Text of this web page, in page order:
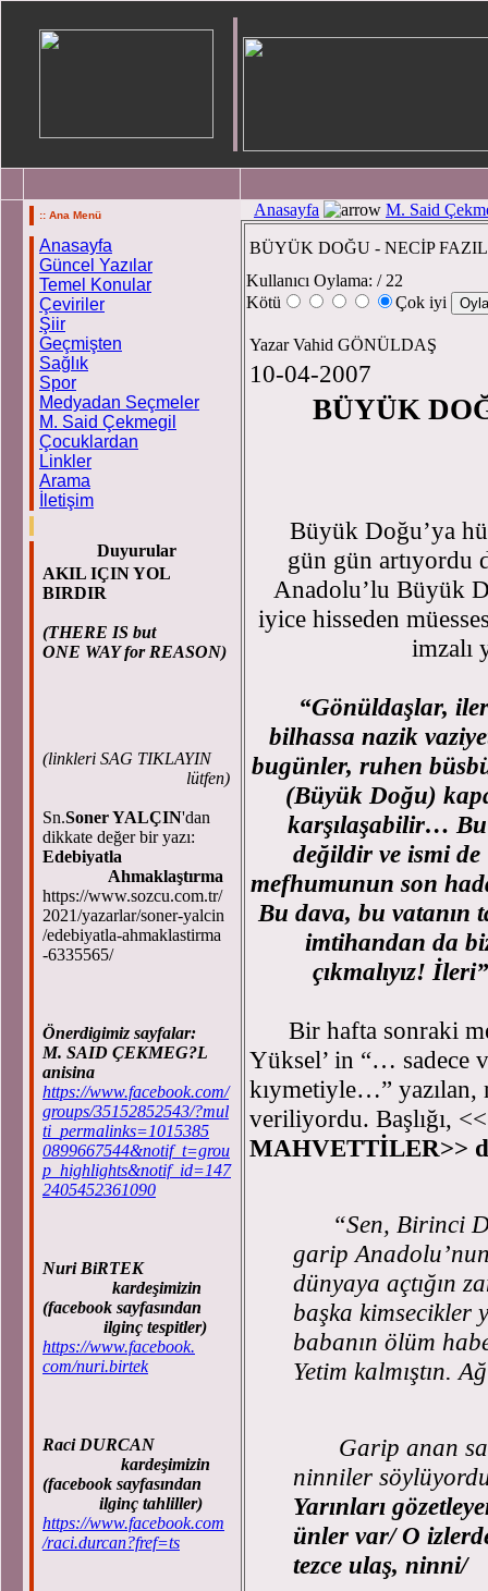
:: Ana Menü
Anasayfa
Güncel Yazılar
Temel Konular
Çeviriler
Şiir
Geçmişten
Sağlık
Spor
Medyadan Seçmeler
M. Said Çekmegil
Çocuklardan
Linkler
Arama
İletişim
Duyurular
AKIL IÇIN YOL
BIRDIR
(THERE IS but
ONE WAY for REASON)
(linkleri SAG TIKLAYIN
lütfen)
Sn.Soner YALÇIN'dan
dikkate değer bir yazı:
Edebiyatla
Ahmaklaştırma
https://www.sozcu.com.tr/
2021/yazarlar/soner-yalcin
/edebiyatla-ahmaklastirma
-6335565/
Önerdigimiz sayfalar:
M. SAID ÇEKMEG?L
anisina
https://www.facebook.com/
groups/35152852543/?mul
ti_permalinks=1015385
0899667544&notif_t=grou
p_highlights&notif_id=147
2405452361090
Nuri BiRTEK
kardeşimizin
(facebook sayfasından
ilginç tespitler)
https://www.facebook.
com/nuri.birtek
Raci DURCAN
kardeşimizin
(facebook sayfasından
ilginç tahliller)
https://www.facebook.com
/raci.durcan?fref=ts
Anasayfa M. Said
BÜYÜK DOĞU - NECİP
Kullanıcı Oylama: / 22
Kötü
Çok iyi
Yazar Vahid GÖNÜLDAŞ
10-04-2007
BÜYÜK
Büyük Doğu’ya
gün gün
Anadolu’lu Büyük
iyice hisseden
imzalı
“Gönüldaşlar,
bilhassa nazik
bugünler, ruhen
(Büyük Doğu)
karşılaşabilir… Bu
değildir ve ismi
mefhumunun son
Bu dava, bu vatanın
imtihandan da
çıkmalıyız! İleri”
Bir hafta sonraki
Yüksel’ in “… sadece
kıymetiyle…” yazılan,
veriliyordu. Başlığı, <<
MAHVETTİLER>>
“Sen, Birinci
garip
dünyaya açtığın
başka kimsecikler
babanın ölüm
Yetim kalmıştın.
Garip anan
ninniler
Yarınları
ünler var/ O
tezce ulaş, ninni/